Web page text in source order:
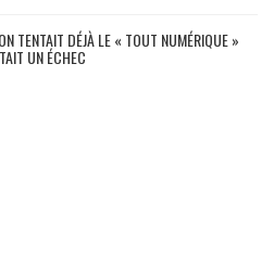
TENTAIT DÉJÀ LE « TOUT NUMÉRIQUE »
UN ÉCHEC